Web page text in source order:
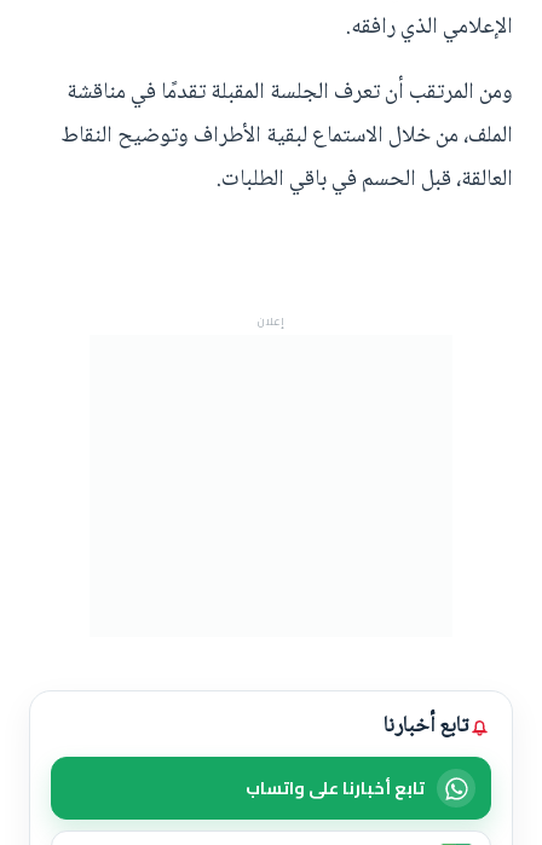
الإعلامي الذي رافقه.
ومن المرتقب أن تعرف الجلسة المقبلة تقدمًا في مناقشة
الملف، من خلال الاستماع لبقية الأطراف وتوضيح النقاط
العالقة، قبل الحسم في باقي الطلبات.
إعلان
تابع أخبارنا
تابع أخبارنا على واتساب